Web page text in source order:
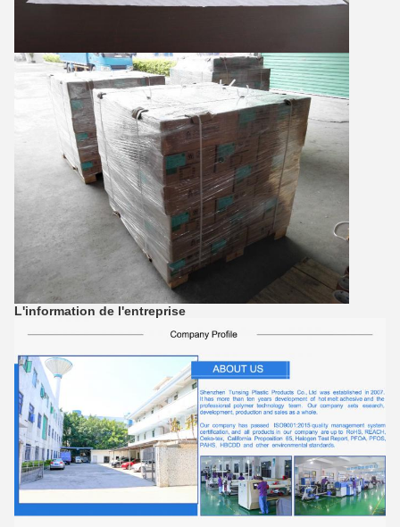
L'information de l'entreprise